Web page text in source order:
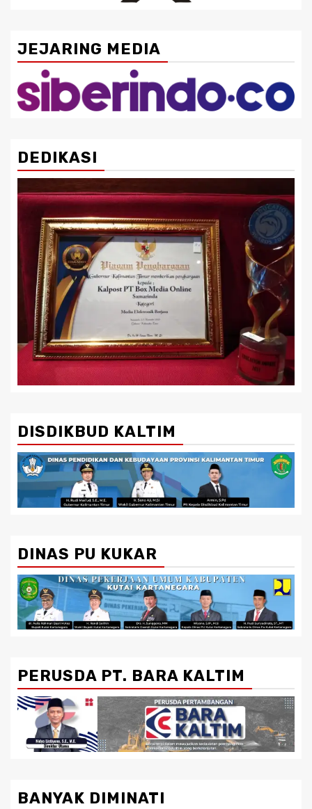
JEJARING MEDIA
DEDIKASI
DISDIKBUD KALTIM
DINAS PU KUKAR
PERUSDA PT. BARA KALTIM
BANYAK DIMINATI